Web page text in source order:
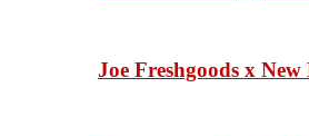
Joe Freshgoods x